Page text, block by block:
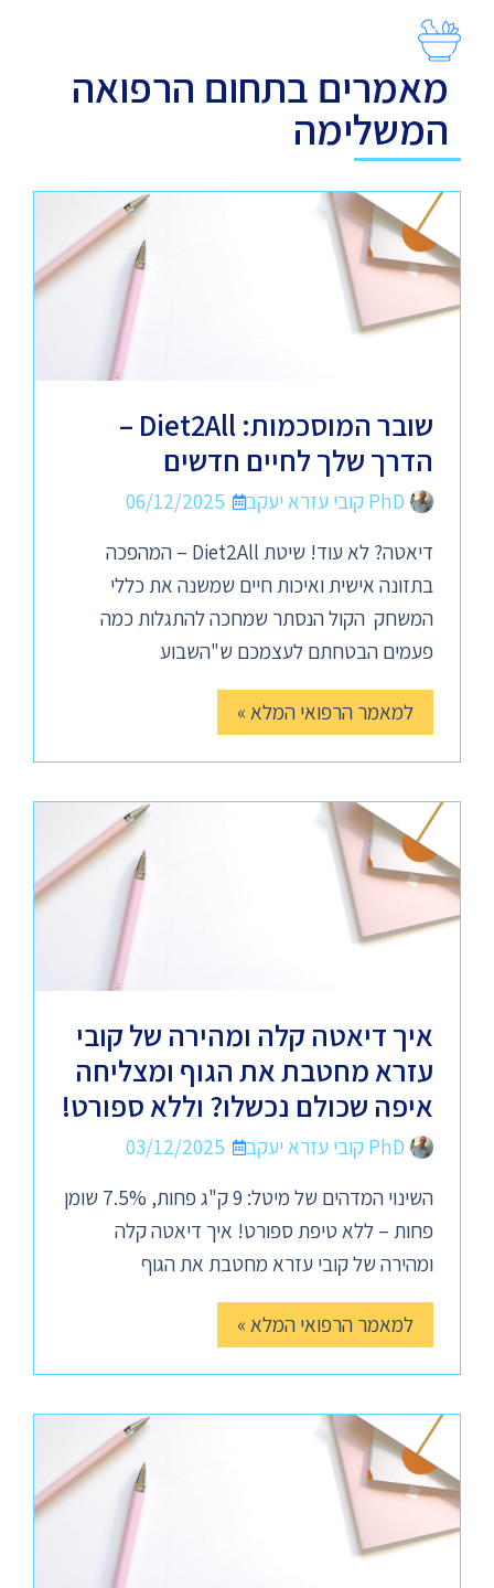
מאמרים בתחום הרפואה
המשלימה
שובר המוסכמות: Diet2All –
הדרך שלך לחיים חדשים
PhD קובי עזרא יעקב
06/12/2025
דיאטה? לא עוד! שיטת Diet2All – המהפכה
בתזונה אישית ואיכות חיים שמשנה את כללי
המשחק הקול הנסתר שמחכה להתגלות כמה
פעמים הבטחתם לעצמכם ש"השבוע
למאמר הרפואי המלא »
איך דיאטה קלה ומהירה של קובי
עזרא מחטבת את הגוף ומצליחה
איפה שכולם נכשלו? וללא ספורט!
PhD קובי עזרא יעקב
03/12/2025
השינוי המדהים של מיטל: 9 ק"ג פחות, 7.5% שומן
פחות – ללא טיפת ספורט! איך דיאטה קלה
ומהירה של קובי עזרא מחטבת את הגוף
למאמר הרפואי המלא »